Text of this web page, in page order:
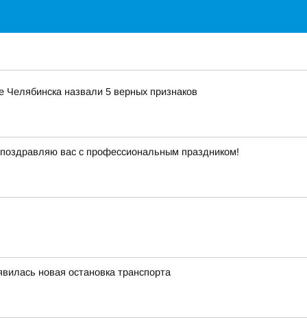
Челябинска назвали 5 верных признаков
вас с профессиональным праздником!
новая остановка транспорта